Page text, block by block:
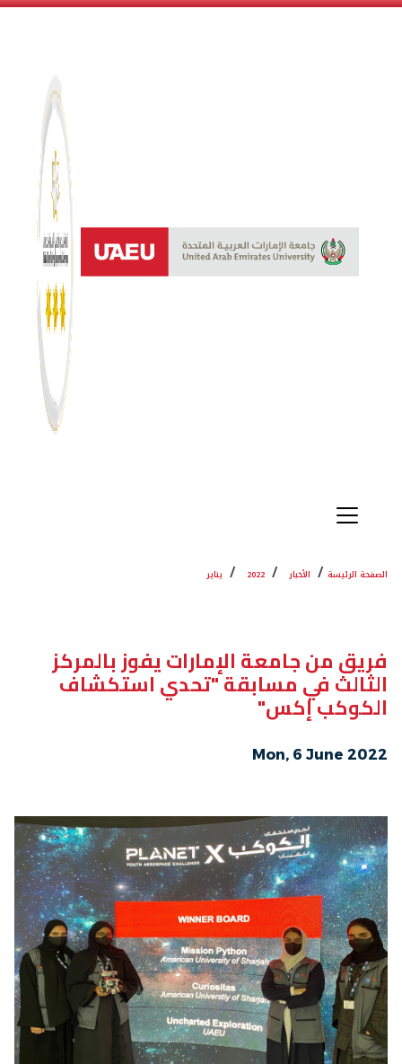
نظام
الصفحة الرئيسة الأخبار 2022 يناير
فريق من جامعة الإمارات يفوز بالمركز
الثالث في مسابقة "تحدي استكشاف
‏الكوكب إكس" ‏
Mon, 6 June 2022